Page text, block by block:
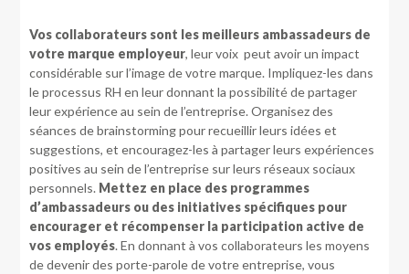
Vos collaborateurs sont les meilleurs ambassadeurs de
votre marque employeur, leur voix peut avoir un impact
considérable sur l’image de votre marque. Impliquez-les dans
le processus RH en leur donnant la possibilité de partager
leur expérience au sein de l’entreprise. Organisez des
séances de brainstorming pour recueillir leurs idées et
suggestions, et encouragez-les à partager leurs expériences
positives au sein de l’entreprise sur leurs réseaux sociaux
personnels. Mettez en place des programmes
d’ambassadeurs ou des initiatives spécifiques pour
encourager et récompenser la participation active de
vos employés. En donnant à vos collaborateurs les moyens
de devenir des porte-parole de votre entreprise, vous